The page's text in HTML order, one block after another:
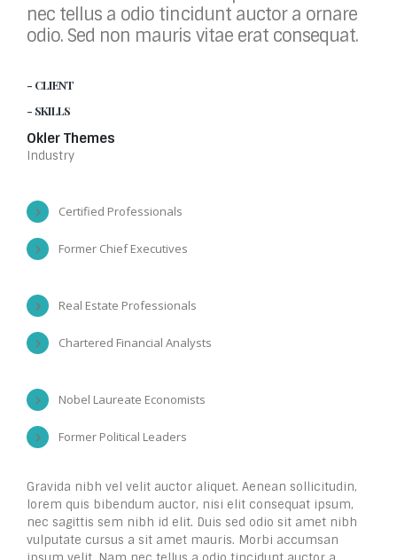
nec tellus a odio tincidunt auctor a ornare
odio. Sed non mauris vitae erat consequat.
- CLIENT
- SKILLS
Okler Themes
Industry
Certified Professionals
Former Chief Executives
Real Estate Professionals
Chartered Financial Analysts
Nobel Laureate Economists
Former Political Leaders
Gravida nibh vel velit auctor aliquet. Aenean sollicitudin,
lorem quis bibendum auctor, nisi elit consequat ipsum,
nec sagittis sem nibh id elit. Duis sed odio sit amet nibh
vulputate cursus a sit amet mauris. Morbi accumsan